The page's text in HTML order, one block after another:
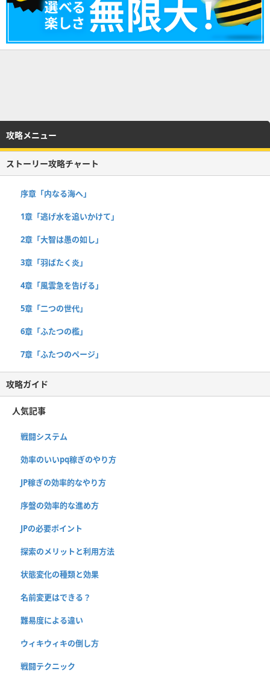
攻略メニュー
ストーリー攻略チャート
序章「内なる海へ」
1章「逃げ水を追いかけて」
2章「大智は愚の如し」
3章「羽ばたく炎」
4章「風雲急を告げる」
5章「二つの世代」
6章「ふたつの檻」
7章「ふたつのページ」
攻略ガイド
人気記事
戦闘システム
効率のいいpq稼ぎのやり方
JP稼ぎの効率的なやり方
序盤の効率的な進め方
JPの必要ポイント
探索のメリットと利用方法
状態変化の種類と効果
名前変更はできる？
難易度による違い
ウィキウィキの倒し方
戦闘テクニック